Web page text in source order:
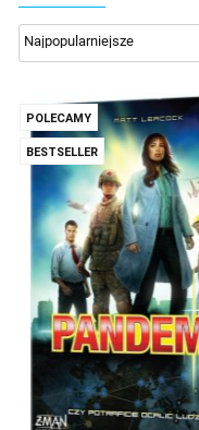
POLECAMY
BESTSELLER